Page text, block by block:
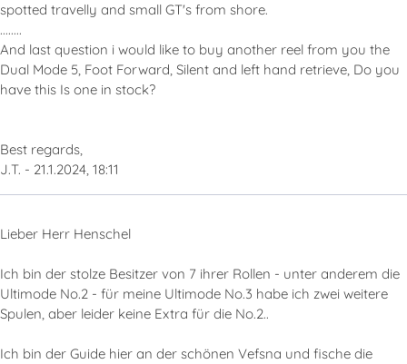
spotted travelly and small GT's from shore.
........
And last question i would like to buy another reel from you the
Dual Mode 5, Foot Forward, Silent and left hand retrieve, Do you
have this Is one in stock?
Best regards,
J.T. - 21.1.2024, 18:11
Lieber Herr Henschel
Ich bin der stolze Besitzer von 7 ihrer Rollen - unter anderem die
Ultimode No.2 - für meine Ultimode No.3 habe ich zwei weitere
Spulen, aber leider keine Extra für die No.2..
Ich bin der Guide hier an der schönen Vefsna und fische die